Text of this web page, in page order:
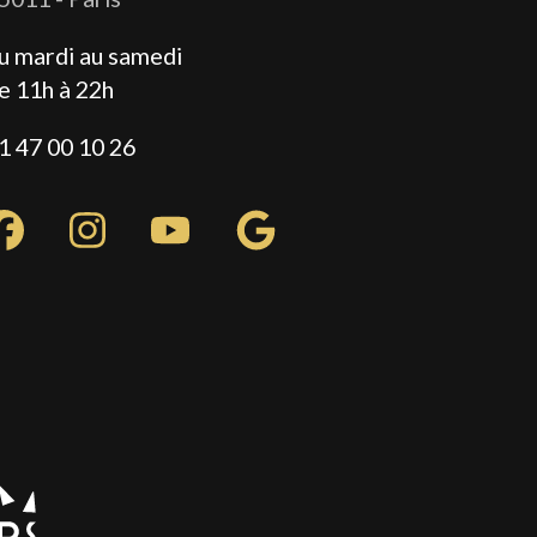
mardi au samedi
11h à 22h
47 00 10 26